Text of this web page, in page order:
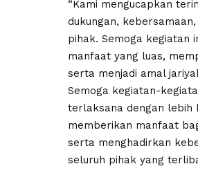
“Kami mengucapkan
dukungan,
pihak. Semoga kegiatan
manfaat yang luas,
serta menjadi amal
Semoga kegiatan-
terlaksana dengan lebih
memberikan manfaat
serta menghadirkan
seluruh pihak yang